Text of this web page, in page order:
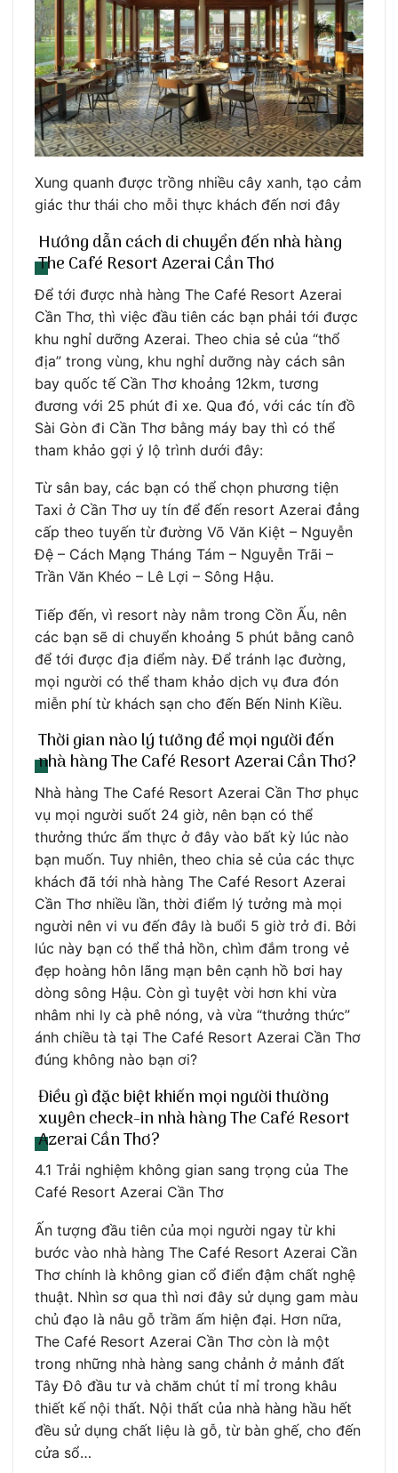
Xung quanh được trồng nhiều cây xanh, tạo cảm
giác thư thái cho mỗi thực khách đến nơi đây
Hướng dẫn cách di chuyển đến nhà hàng
The Café Resort Azerai Cần Thơ
Để tới được nhà hàng The Café Resort Azerai
Cần Thơ, thì việc đầu tiên các bạn phải tới được
khu nghỉ dưỡng Azerai. Theo chia sẻ của “thổ
địa” trong vùng, khu nghỉ dưỡng này cách sân
bay quốc tế Cần Thơ khoảng 12km, tương
đương với 25 phút đi xe. Qua đó, với các tín đồ
Sài Gòn đi Cần Thơ bằng máy bay thì có thể
tham khảo gợi ý lộ trình dưới đây:
Từ sân bay, các bạn có thể chọn phương tiện
Taxi ở Cần Thơ uy tín để đến resort Azerai đẳng
cấp theo tuyến từ đường Võ Văn Kiệt – Nguyễn
Đệ – Cách Mạng Tháng Tám – Nguyễn Trãi –
Trần Văn Khéo – Lê Lợi – Sông Hậu.
Tiếp đến, vì resort này nằm trong Cồn Ấu, nên
các bạn sẽ di chuyển khoảng 5 phút bằng canô
để tới được địa điểm này. Để tránh lạc đường,
mọi người có thể tham khảo dịch vụ đưa đón
miễn phí từ khách sạn cho đến Bến Ninh Kiều.
Thời gian nào lý tưởng để mọi người đến
nhà hàng The Café Resort Azerai Cần Thơ?
Nhà hàng The Café Resort Azerai Cần Thơ phục
vụ mọi người suốt 24 giờ, nên bạn có thể
thưởng thức ẩm thực ở đây vào bất kỳ lúc nào
bạn muốn. Tuy nhiên, theo chia sẻ của các thực
khách đã tới nhà hàng The Café Resort Azerai
Cần Thơ nhiều lần, thời điểm lý tưởng mà mọi
người nên vi vu đến đây là buổi 5 giờ trở đi. Bởi
lúc này bạn có thể thả hồn, chìm đắm trong vẻ
đẹp hoàng hôn lãng mạn bên cạnh hồ bơi hay
dòng sông Hậu. Còn gì tuyệt vời hơn khi vừa
nhâm nhi ly cà phê nóng, và vừa “thưởng thức”
ánh chiều tà tại The Café Resort Azerai Cần Thơ
đúng không nào bạn ơi?
Điều gì đặc biệt khiến mọi người thường
xuyên check-in nhà hàng The Café Resort
Azerai Cần Thơ?
4.1 Trải nghiệm không gian sang trọng của The
Café Resort Azerai Cần Thơ
Ấn tượng đầu tiên của mọi người ngay từ khi
bước vào nhà hàng The Café Resort Azerai Cần
Thơ chính là không gian cổ điển đậm chất nghệ
thuật. Nhìn sơ qua thì nơi đây sử dụng gam màu
chủ đạo là nâu gỗ trầm ấm hiện đại. Hơn nữa,
The Café Resort Azerai Cần Thơ còn là một
trong những nhà hàng sang chảnh ở mảnh đất
Tây Đô đầu tư và chăm chút tỉ mỉ trong khâu
thiết kế nội thất. Nội thất của nhà hàng hầu hết
đều sử dụng chất liệu là gỗ, từ bàn ghế, cho đến
cửa sổ…